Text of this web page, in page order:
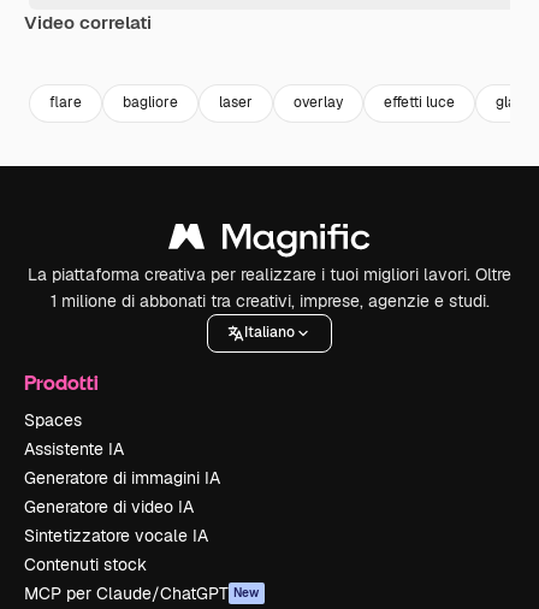
Video correlati
flare bagliore laser overlay effetti luce glare
La piattaforma creativa per realizzare i tuoi migliori lavori. Oltre
1 milione di abbonati tra creativi, imprese, agenzie e studi.
Italiano
Prodotti
Spaces
Assistente IA
Generatore di immagini IA
Generatore di video IA
Sintetizzatore vocale IA
Contenuti stock
MCP per Claude/ChatGPT New